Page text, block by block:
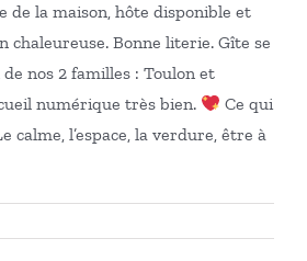
de la maison, hôte disponible et
chaleureuse. Bonne literie. Gîte se
nos 2 familles : Toulon et
numérique très bien.
Ce qui
calme, l’espace, la verdure, être à